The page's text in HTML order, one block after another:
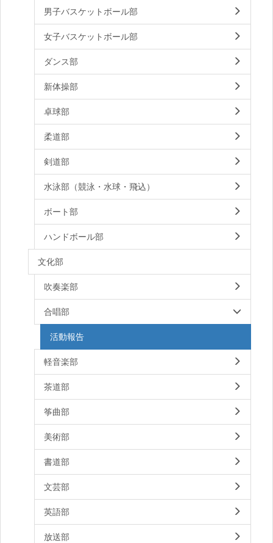
男子バスケットボール部
女子バスケットボール部
ダンス部
新体操部
卓球部
柔道部
剣道部
水泳部（競泳・水球・飛込）
ボート部
ハンドボール部
文化部
吹奏楽部
合唱部
活動報告
軽音楽部
茶道部
筝曲部
美術部
書道部
文芸部
英語部
放送部